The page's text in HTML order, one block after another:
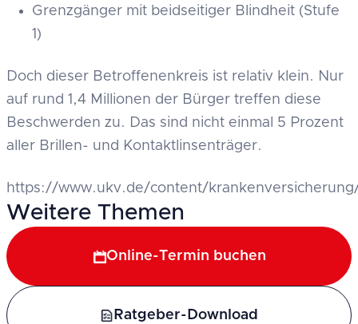
Grenzgänger mit beidseitiger Blindheit (Stufe
1)
Doch dieser Betroffenenkreis ist relativ klein. Nur
auf rund 1,4 Millionen der Bürger treffen diese
Beschwerden zu. Das sind nicht einmal 5 Prozent
aller Brillen- und Kontaktlinsenträger.
https://www.ukv.de/content/
Weitere Themen
Online-Termin buchen
Ratgeber-Download